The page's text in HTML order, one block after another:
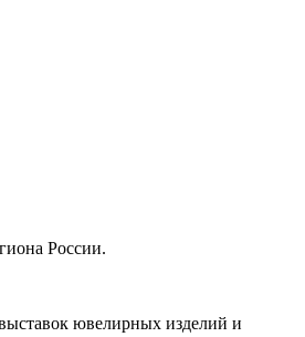
России.
ювелирных изделий и